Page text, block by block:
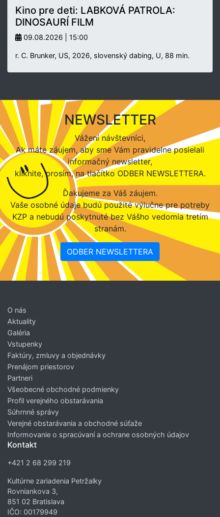
Kino pre deti: LABKOVÁ PATROLA:
DINOSAURÍ FILM
09.08.2026 | 15:00
r. C. Brunker, US, 2026, slovenský dabing, U, 88 min.
NEWSLETTER
Vážení návštevníci,
Ak máte záujem, aby sme Vám pravidelne posielali
informačný newsletter,
kliknite, prosím, na tlačítko ODBER NEWSLETTERA.
Ďakujeme za Váš záujem.
Vaše osobné údaje budú použité výlučne pre potreby
KZP a nebudú poskytnuté bez Vášho vedomia tretím
stranám.
ODBER NEWSLETTERA
O nás
Aktuality
Galéria
Vstupenky
Faktúry, zmluvy a objednávky
Prenájom priestorov
Partneri
Všeobecné obchodné podmienky
Profil verejného obstarávania
Súhrnné správy
Verejné obstarávania a obchodné súťaže
Informovanie o spracúvaní a ochrane osobných údajov
Kontakt
+421 2 68 299 219
Kultúrne zariadenia Petržalky
Rovniankova 3,
851 02 Bratislava
IČO: 00179949